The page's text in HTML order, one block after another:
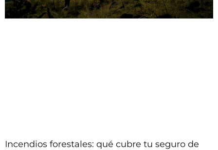
Incendios forestales: qué cubre tu seguro de